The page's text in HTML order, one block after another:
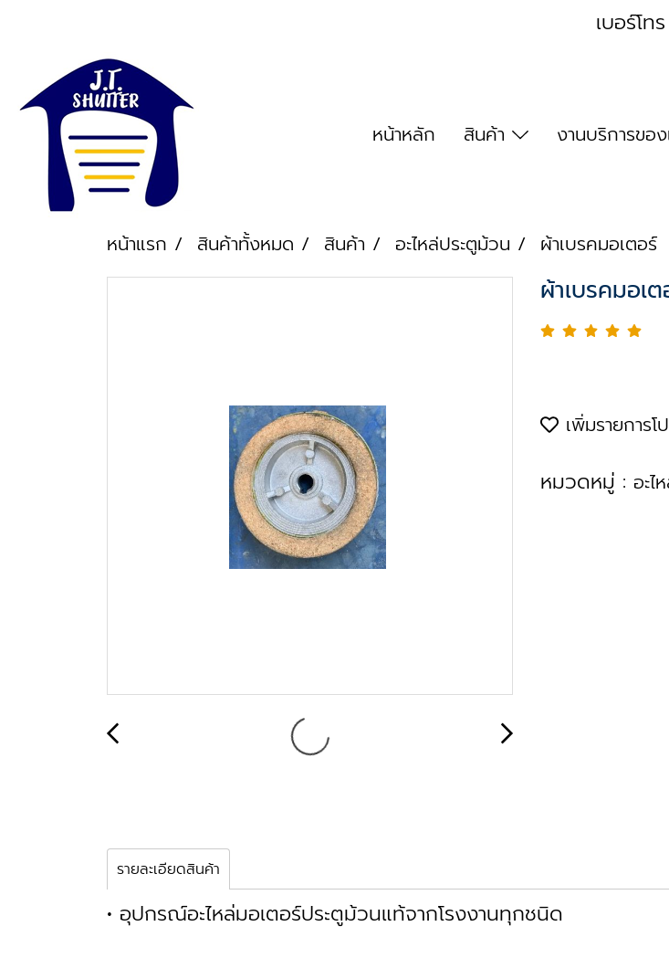
เบอร์โทร
หน้าหลัก สินค้า งานบริการของ
หน้าแรก สินค้าทั้งหมด สินค้า อะไหล่ประตูม้วน ผ้าเบรคมอเตอร์
ผ้าเบรคมอเ
เพิ่มรายการโ
หมวดหมู่ : อะไ
รายละเอียดสินค้า
• อุปกรณ์อะไหล่มอเตอร์ประตูม้วนแท้จากโรงงานทุกชนิด